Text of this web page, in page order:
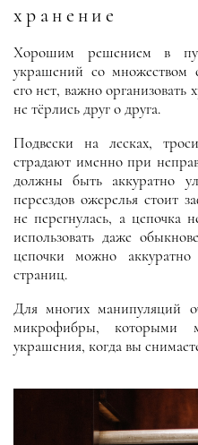
хранение
Хорошим решением в
украшений со множеством
его нет, важно
не тёрлись друг о друга.
Подвески на лесках,
страдают именно при
должны быть аккуратно
переездов ожерелья стоит
не перегнулась, а цепочка
использовать даже
цепочки можно
страниц.
Для многих манипуляций
микрофибры, которыми
украшения, когда вы